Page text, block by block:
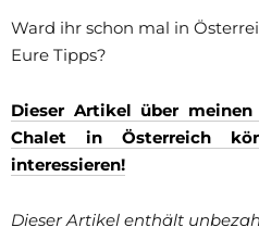
Ward ihr schon mal in
Eure Tipps?
Dieser Artikel über
Chalet in Österreich
interessieren!
Dieser Artikel enthält